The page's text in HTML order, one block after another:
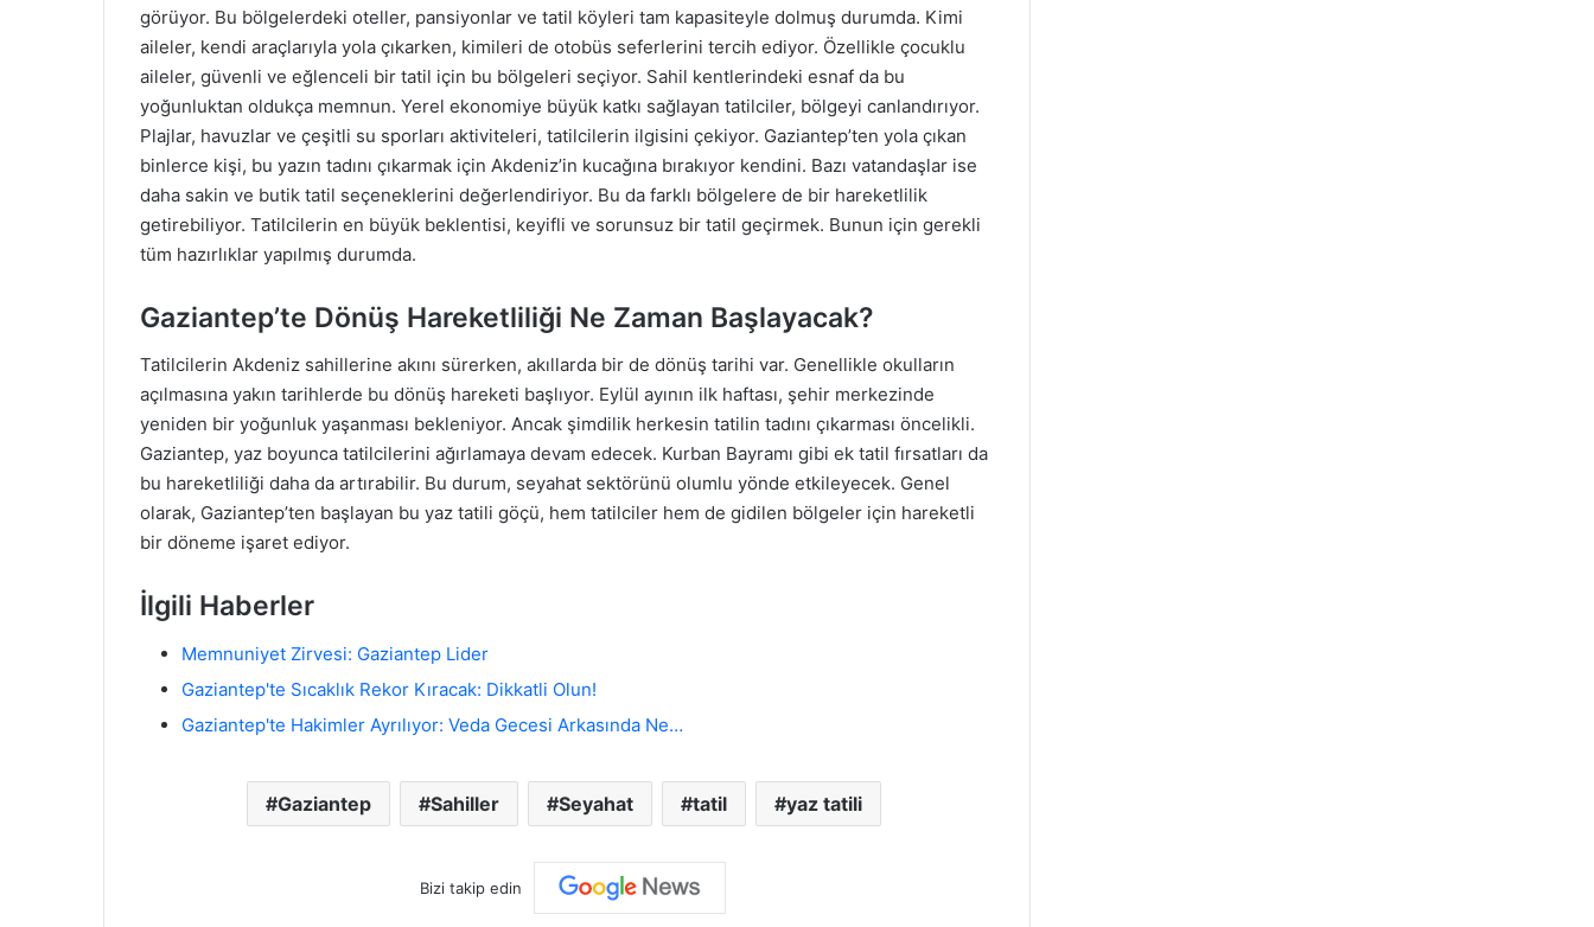
görüyor. Bu bölgelerdeki oteller, pansiyonlar ve tatil köyleri tam kapasiteyle dolmuş durumda. Kimi
aileler, kendi araçlarıyla yola çıkarken, kimileri de otobüs seferlerini tercih ediyor. Özellikle çocuklu
aileler, güvenli ve eğlenceli bir tatil için bu bölgeleri seçiyor. Sahil kentlerindeki esnaf da bu
yoğunluktan oldukça memnun. Yerel ekonomiye büyük katkı sağlayan tatilciler, bölgeyi canlandırıyor.
Plajlar, havuzlar ve çeşitli su sporları aktiviteleri, tatilcilerin ilgisini çekiyor. Gaziantep’ten yola çıkan
binlerce kişi, bu yazın tadını çıkarmak için Akdeniz’in kucağına bırakıyor kendini. Bazı vatandaşlar ise
daha sakin ve butik tatil seçeneklerini değerlendiriyor. Bu da farklı bölgelere de bir hareketlilik
getirebiliyor. Tatilcilerin en büyük beklentisi, keyifli ve sorunsuz bir tatil geçirmek. Bunun için gerekli
tüm hazırlıklar yapılmış durumda.
Gaziantep’te Dönüş Hareketliliği Ne Zaman Başlayacak?
Tatilcilerin Akdeniz sahillerine akını sürerken, akıllarda bir de dönüş tarihi var. Genellikle okulların
açılmasına yakın tarihlerde bu dönüş hareketi başlıyor. Eylül ayının ilk haftası, şehir merkezinde
yeniden bir yoğunluk yaşanması bekleniyor. Ancak şimdilik herkesin tatilin tadını çıkarması öncelikli.
Gaziantep, yaz boyunca tatilcilerini ağırlamaya devam edecek. Kurban Bayramı gibi ek tatil fırsatları da
bu hareketliliği daha da artırabilir. Bu durum, seyahat sektörünü olumlu yönde etkileyecek. Genel
olarak, Gaziantep’ten başlayan bu yaz tatili göçü, hem tatilciler hem de gidilen bölgeler için hareketli
bir döneme işaret ediyor.
İlgili Haberler
Memnuniyet Zirvesi: Gaziantep Lider
Gaziantep'te Sıcaklık Rekor Kıracak: Dikkatli Olun!
Gaziantep'te Hakimler Ayrılıyor: Veda Gecesi Arkasında Ne…
Gaziantep Sahiller Seyahat tatil yaz tatili
Bizi takip edin